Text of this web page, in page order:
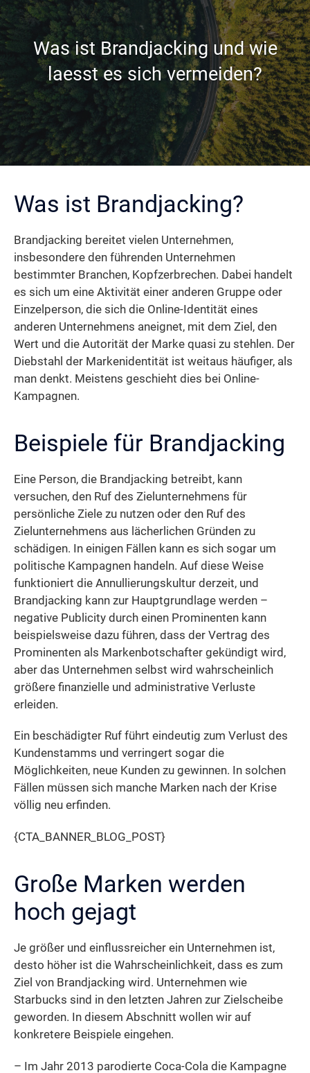
Was ist Brandjacking und wie
laesst es sich vermeiden?
Was ist Brandjacking?
Brandjacking bereitet vielen Unternehmen,
insbesondere den führenden Unternehmen
bestimmter Branchen, Kopfzerbrechen. Dabei handelt
es sich um eine Aktivität einer anderen Gruppe oder
Einzelperson, die sich die Online-Identität eines
anderen Unternehmens aneignet, mit dem Ziel, den
Wert und die Autorität der Marke quasi zu stehlen. Der
Diebstahl der Markenidentität ist weitaus häufiger, als
man denkt. Meistens geschieht dies bei Online-
Kampagnen.
Beispiele für Brandjacking
Eine Person, die Brandjacking betreibt, kann
versuchen, den Ruf des Zielunternehmens für
persönliche Ziele zu nutzen oder den Ruf des
Zielunternehmens aus lächerlichen Gründen zu
schädigen. In einigen Fällen kann es sich sogar um
politische Kampagnen handeln. Auf diese Weise
funktioniert die Annullierungskultur derzeit, und
Brandjacking kann zur Hauptgrundlage werden –
negative Publicity durch einen Prominenten kann
beispielsweise dazu führen, dass der Vertrag des
Prominenten als Markenbotschafter gekündigt wird,
aber das Unternehmen selbst wird wahrscheinlich
größere finanzielle und administrative Verluste
erleiden.
Ein beschädigter Ruf führt eindeutig zum Verlust des
Kundenstamms und verringert sogar die
Möglichkeiten, neue Kunden zu gewinnen. In solchen
Fällen müssen sich manche Marken nach der Krise
völlig neu erfinden.
{CTA_BANNER_BLOG_POST}
Große Marken werden
hoch gejagt
Je größer und einflussreicher ein Unternehmen ist,
desto höher ist die Wahrscheinlichkeit, dass es zum
Ziel von Brandjacking wird. Unternehmen wie
Starbucks sind in den letzten Jahren zur Zielscheibe
geworden. In diesem Abschnitt wollen wir auf
konkretere Beispiele eingehen.
– Im Jahr 2013 parodierte Coca-Cola die Kampagne